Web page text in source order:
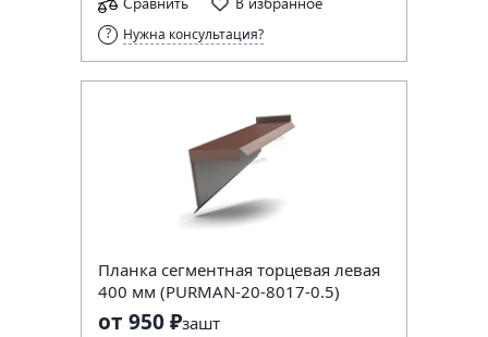
Нужна консультация?
Планка сегментная торцевая левая
400 мм (PURMAN-20-8017-0.5)
от 950 ₽зашт